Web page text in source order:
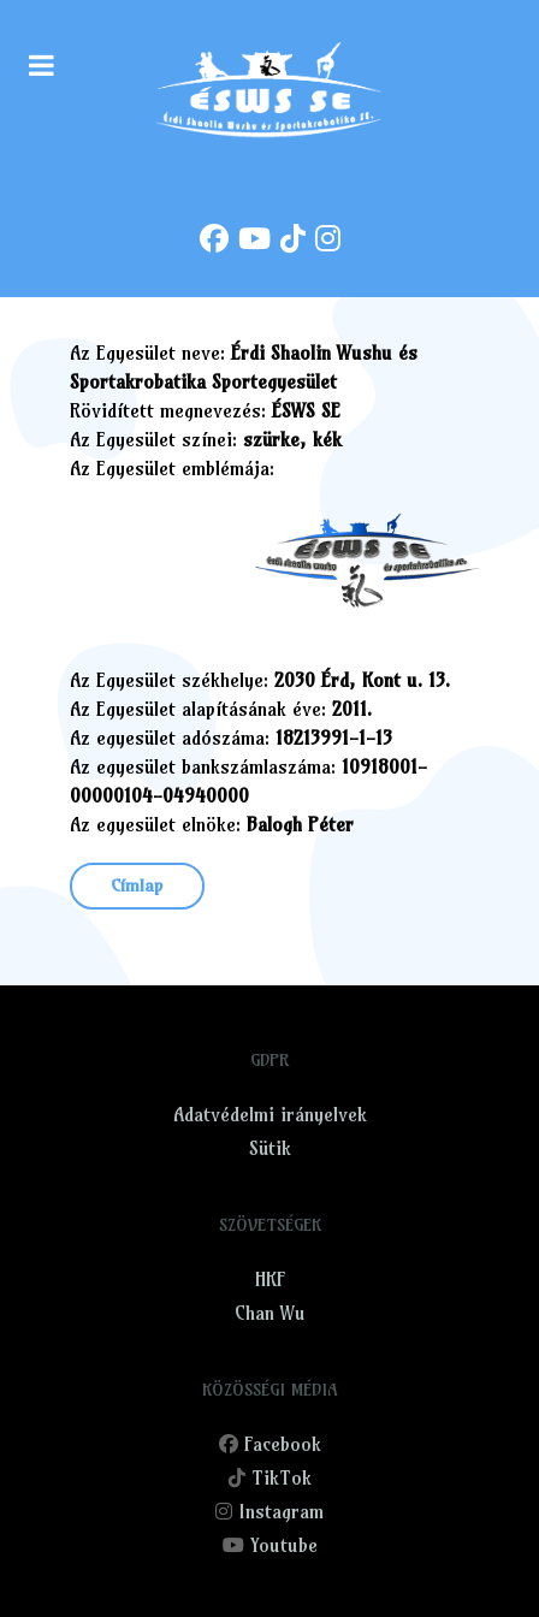
Az Egyesület neve: Érdi Shaolin Wushu és
Sportakrobatika Sportegyesület
Rövidített megnevezés: ÉSWS SE
Az Egyesület színei: szürke, kék
Az Egyesület emblémája:
Az Egyesület székhelye: 2030 Érd, Kont u. 13.
Az Egyesület alapításának éve: 2011.
Az egyesület adószáma: 18213991-1-13
Az egyesület bankszámlaszáma: 10918001-
00000104-04940000
Az egyesület elnöke: Balogh Péter
Címlap
GDPR
Adatvédelmi irányelvek
Sütik
SZÖVETSÉGEK
HKF
Chan Wu
KÖZÖSSÉGI MÉDIA
Facebook
TikTok
Instagram
Youtube